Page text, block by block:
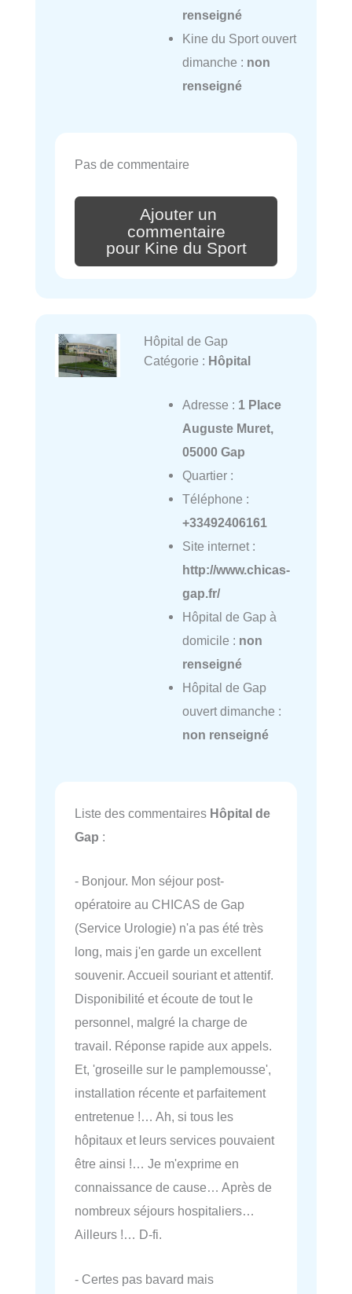
renseigné
Kine du Sport ouvert
dimanche : non
renseigné
Pas de commentaire
Ajouter un
commentaire
pour Kine du Sport
Hôpital de Gap
Catégorie : Hôpital
Adresse : 1 Place
Auguste Muret,
05000 Gap
Quartier :
Téléphone :
+33492406161
Site internet :
http://www.chicas-
gap.fr/
Hôpital de Gap à
domicile : non
renseigné
Hôpital de Gap
ouvert dimanche :
non renseigné
Liste des commentaires Hôpital de
Gap :
- Bonjour. Mon séjour post-
opératoire au CHICAS de Gap
(Service Urologie) n'a pas été très
long, mais j'en garde un excellent
souvenir. Accueil souriant et attentif.
Disponibilité et écoute de tout le
personnel, malgré la charge de
travail. Réponse rapide aux appels.
Et, 'groseille sur le pamplemousse',
installation récente et parfaitement
entretenue !… Ah, si tous les
hôpitaux et leurs services pouvaient
être ainsi !… Je m'exprime en
connaissance de cause… Après de
nombreux séjours hospitaliers…
Ailleurs !… D-fi.
- Certes pas bavard mais